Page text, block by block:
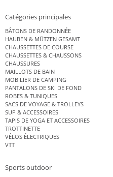
Catégories principales
BÂTONS DE RANDONNÉE
HAUBEN & MÜTZEN GESAMT
CHAUSSETTES DE COURSE
CHAUSSETTES & CHAUSSONS
CHAUSSURES
MAILLOTS DE BAIN
MOBILIER DE CAMPING
PANTALONS DE SKI DE FOND
ROBES & TUNIQUES
SACS DE VOYAGE & TROLLEYS
SUP & ACCESSOIRES
TAPIS DE YOGA ET ACCESSOIRES
TROTTINETTE
VÉLOS ÉLECTRIQUES
VTT
Sports outdoor